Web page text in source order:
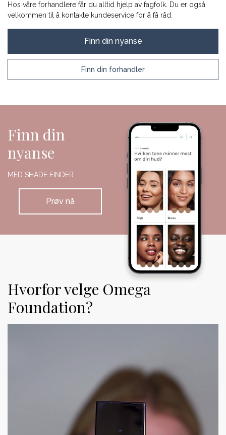
Hos våre forhandlere får du alltid hjelp av fagfolk. Du er også
velkommen til å kontakte kundeservice for å få råd.
Finn din nyanse
Finn din forhandler
Finn din
nyanse
MED SHADE FINDER
Prøv nå
Hvorfor velge Omega
Foundation?